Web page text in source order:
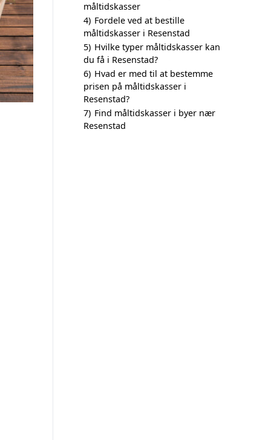
måltidskasser
4) Fordele ved at bestille
måltidskasser i Resenstad
5) Hvilke typer måltidskasser kan
du få i Resenstad?
6) Hvad er med til at bestemme
prisen på måltidskasser i
Resenstad?
7) Find måltidskasser i byer nær
Resenstad